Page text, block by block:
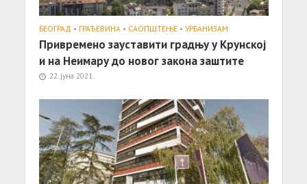
БЕОГРАД • ГРАЂЕВИНА • САОПШТЕЊE • УРБАНИЗАМ
Привремено зауставити градњу у Kрунској
и на Неимару до новог закона заштите
22. јуна 2021.